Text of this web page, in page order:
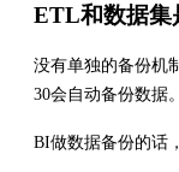
ETL和数据集
没有单独的备份机
30会自动备份数据。
BI做数据备份的话